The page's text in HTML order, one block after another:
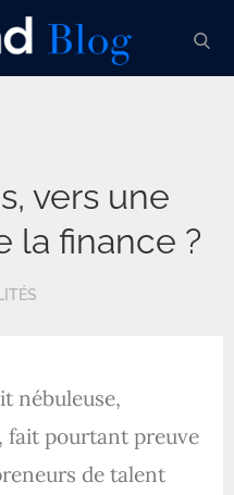
vers une
la finance ?
nébuleuse,
fait pourtant preuve
de talent